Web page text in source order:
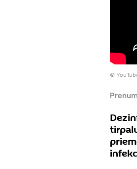
©